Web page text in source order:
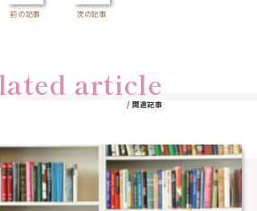
前の記事 次の記事
article
/ 関連記事